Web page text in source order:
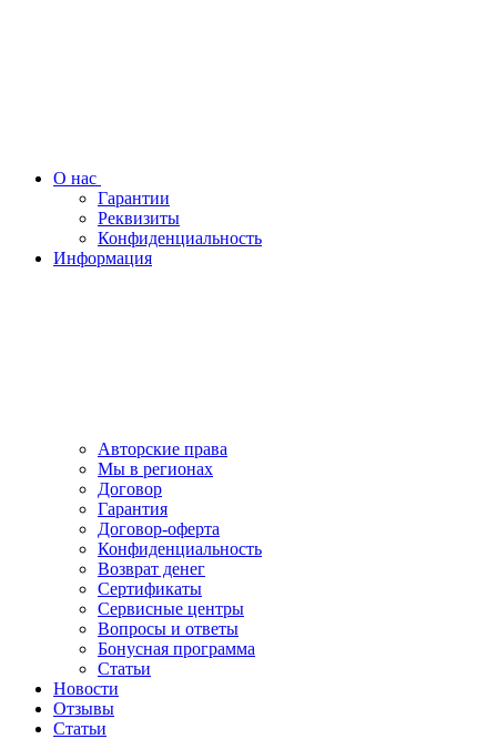
О нас
Гарантии
Реквизиты
Конфиденциальность
Информация
Авторские права
Мы в регионах
Договор
Гарантия
Договор-оферта
Конфиденциальность
Возврат денег
Сертификаты
Сервисные центры
Вопросы и ответы
Бонусная программа
Статьи
Новости
Отзывы
Статьи